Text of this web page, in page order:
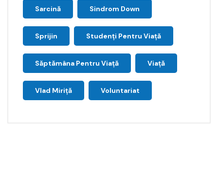
Sarcină Sindrom Down
Sprijin Studenți Pentru Viață
Săptămâna Pentru Viaţă Viață
Vlad Miriță Voluntariat